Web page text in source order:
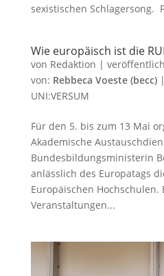
sexistischen Schlagersong.
Wie europäisch ist die
von Redaktion |
von: Rebbeca Voeste (becc)|
UNI:VERSUM
Für den 5. bis zum 13 Mai
Akademische
Bundesbildungsministerin
anlässlich des Europatags
Europäischen Hochschulen.
Veranstaltungen...